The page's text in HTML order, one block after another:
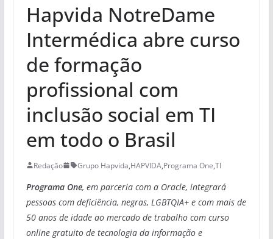
Hapvida NotreDame
Intermédica abre curso
de formação
profissional com
inclusão social em TI
em todo o Brasil
Redação Grupo Hapvida,HAPVIDA,Programa One,TI
Programa One, em parceria com a Oracle, integrará
pessoas com deficiência, negras, LGBTQIA+ e com mais de
50 anos de idade ao mercado de trabalho com curso
online gratuito de tecnologia da informação e